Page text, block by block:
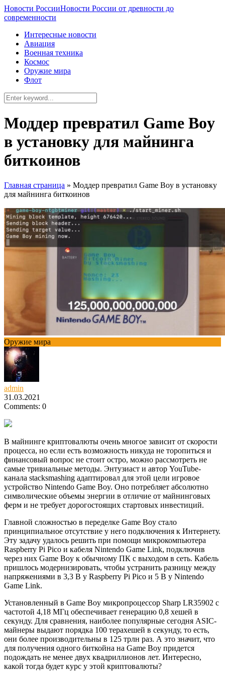
Новости РоссииНовости России от древности до
современности
Интересные новости
Авиация
Военная техника
Космос
Оружие мира
Флот
Моддер превратил Game Boy
в установку для майнинга
биткоинов
Главная страница » Моддер превратил Game Boy в установку
для майнинга биткоинов
Оружие мира
admin
31.03.2021
Comments: 0
В майнинге криптовалюты очень многое зависит от скорости
процесса, но если есть возможность никуда не торопиться и
финансовый вопрос не стоит остро, можно рассмотреть не
самые тривиальные методы. Энтузиаст и автор YouTube-
канала stacksmashing адаптировал для этой цели игровое
устройство Nintendo Game Boy. Оно потребляет абсолютно
символические объемы энергии в отличие от майнинговых
ферм и не требует дорогостоящих стартовых инвестиций.
Главной сложностью в переделке Game Boy стало
принципиальное отсутствие у него подключения к Интернету.
Эту задачу удалось решить при помощи микрокомпьютера
Raspberry Pi Pico и кабеля Nintendo Game Link, подключив
через них Game Boy к обычному ПК с выходом в сеть. Кабель
пришлось модернизировать, чтобы устранить разницу между
напряжениями в 3,3 В у Raspberry Pi Pico и 5 В у Nintendo
Game Link.
Установленный в Game Boy микропроцессор Sharp LR35902 с
частотой 4,18 МГц обеспечивает генерацию 0,8 хешей в
секунду. Для сравнения, наиболее популярные сегодня ASIC-
майнеры выдают порядка 100 терахешей в секунду, то есть,
они более производительны в 125 трлн раз. А это значит, что
для получения одного биткойна на Game Boy придется
подождать не менее двух квадриллионов лет. Интересно,
какой тогда будет курс у этой криптовалюты?